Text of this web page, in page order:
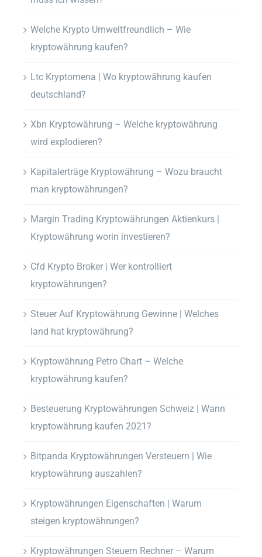
Welche Krypto Umweltfreundlich – Wie
kryptowährung kaufen?
Ltc Kryptomena | Wo kryptowährung kaufen
deutschland?
Xbn Kryptowährung – Welche kryptowährung
wird explodieren?
Kapitalerträge Kryptowährung – Wozu braucht
man kryptowährungen?
Margin Trading Kryptowährungen Aktienkurs |
Kryptowährung worin investieren?
Cfd Krypto Broker | Wer kontrolliert
kryptowährungen?
Steuer Auf Kryptowährung Gewinne | Welches
land hat kryptowährung?
Kryptowährung Petro Chart – Welche
kryptowährung kaufen?
Besteuerung Kryptowährungen Schweiz | Wann
kryptowährung kaufen 2021?
Bitpanda Kryptowährungen Versteuern | Wie
kryptowährung auszahlen?
Kryptowährungen Eigenschaften | Warum
steigen kryptowährungen?
Kryptowährungen Steuern Rechner – Warum